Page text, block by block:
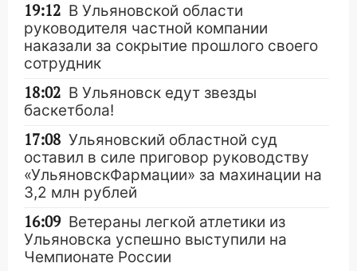
19:12 В Ульяновской области
руководителя частной компании
наказали за сокрытие прошлого своего
сотрудник
18:02 В Ульяновск едут звезды
баскетбола!
17:08 Ульяновский областной суд
оставил в силе приговор руководству
«УльяновскФармации» за махинации на
3,2 млн рублей
16:09 Ветераны легкой атлетики из
Ульяновска успешно выступили на
Чемпионате России